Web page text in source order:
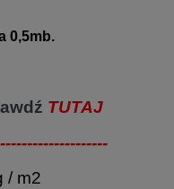
0,5mb.
TUTAJ
/ m2